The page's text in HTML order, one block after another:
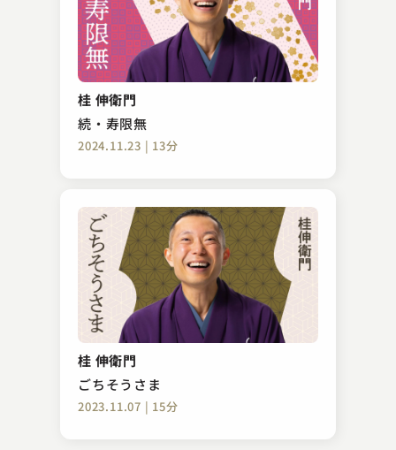
桂 伸衛門
続・寿限無
2024.11.23 | 13分
桂 伸衛門
ごちそうさま
2023.11.07 | 15分
柳家 小三太
寿限無
2023.06.01 | 16分
隅田川 馬石
強情灸
2023.12.07 | 15分